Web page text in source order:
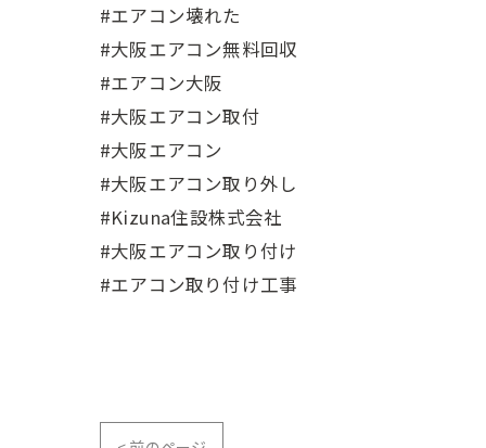
#エアコン壊れた
#大阪エアコン無料回収
#エアコン大阪
#大阪エアコン取付
#大阪エアコン
#大阪エアコン取り外し
#Kizuna住設株式会社
#大阪エアコン取り付け
#エアコン取り付け工事